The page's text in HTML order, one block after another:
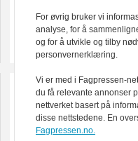
For øvrig bruker vi
analyse, for å
og for å utvikle og tilby
personvernerklæring.
Vi er med i Fagpressen-
du få relevante annonser
nettverket basert på
disse nettstedene. En
Fagpressen.no.